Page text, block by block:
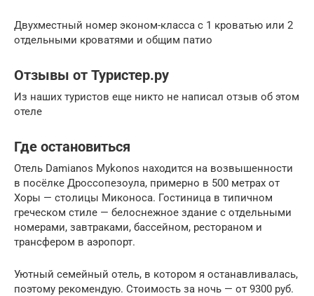
Двухместный номер эконом-класса с 1 кроватью или 2
отдельными кроватями и общим патио
Отзывы от Туристер.ру
Из наших туристов еще никто не написал отзыв об этом
отеле
Где остановиться
Отель Damianos Mykonos находится на возвышенности
в посёлке Дроссопезоула, примерно в 500 метрах от
Хоры — столицы Миконоса. Гостиница в типичном
греческом стиле — белоснежное здание с отдельными
номерами, завтраками, бассейном, рестораном и
трансфером в аэропорт.
Уютный семейный отель, в котором я останавливалась,
поэтому рекомендую. Стоимость за ночь — от 9300 руб.